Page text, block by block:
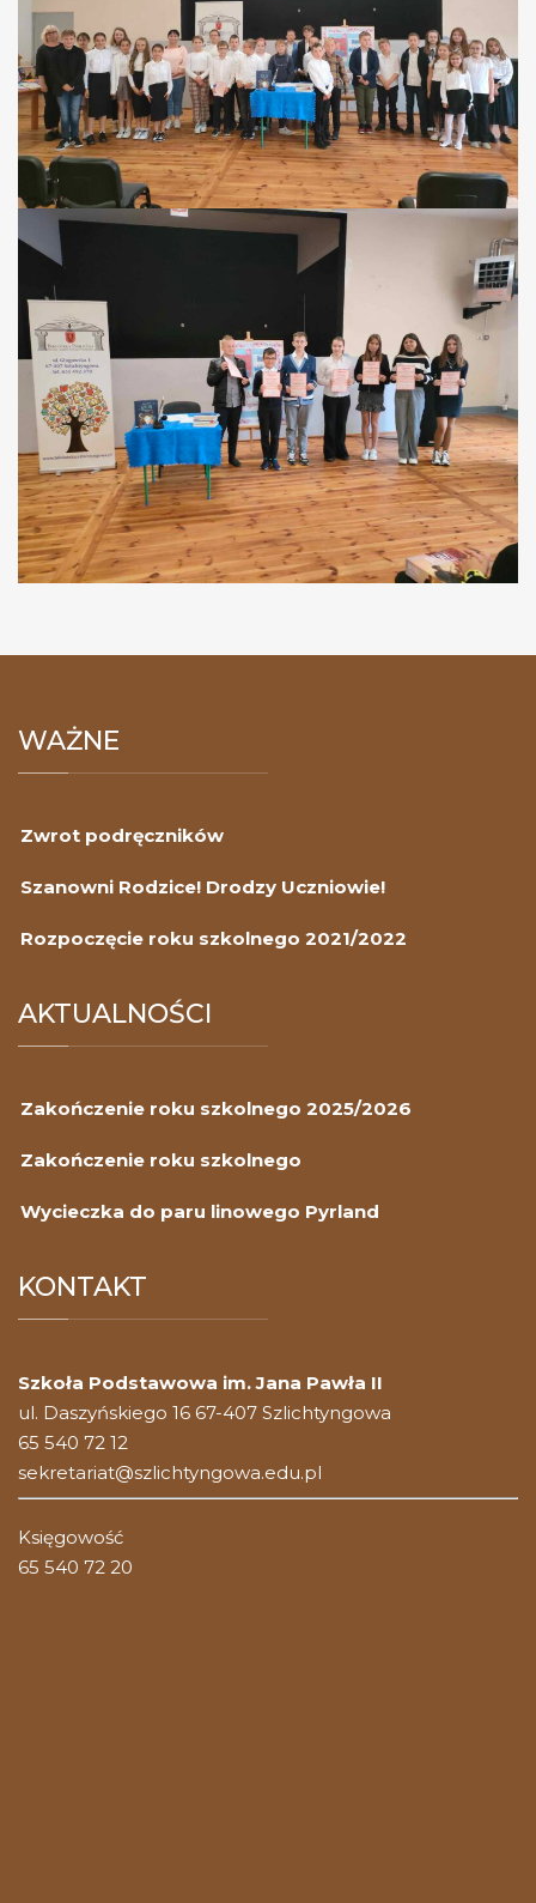
WAŻNE
Zwrot podręczników
Szanowni Rodzice! Drodzy Uczniowie!
Rozpoczęcie roku szkolnego 2021/2022
AKTUALNOŚCI
Zakończenie roku szkolnego 2025/2026
Zakończenie roku szkolnego
Wycieczka do paru linowego Pyrland
KONTAKT
Szkoła Podstawowa im. Jana Pawła II
ul. Daszyńskiego 16 67-407 Szlichtyngowa
65 540 72 12
sekretariat@szlichtyngowa.edu.pl
Księgowość
65 540 72 20